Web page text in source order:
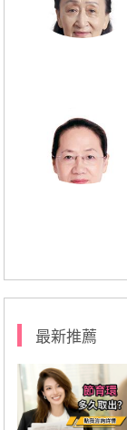
最新推薦